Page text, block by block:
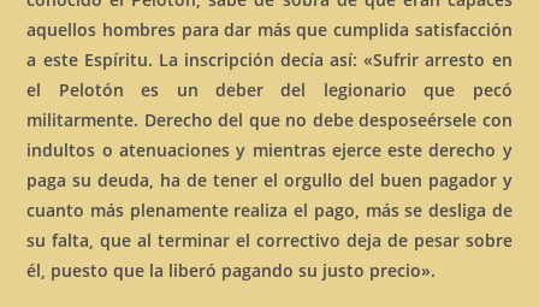
aquellos hombres para dar más que cumplida satisfacción
a este Espíritu. La inscripción decía así: «Sufrir arresto en
el Pelotón es un deber del legionario que pecó
militarmente. Derecho del que no debe desposeérsele con
indultos o atenuaciones y mientras ejerce este derecho y
paga su deuda, ha de tener el orgullo del buen pagador y
cuanto más plenamente realiza el pago, más se desliga de
su falta, que al terminar el correctivo deja de pesar sobre
él, puesto que la liberó pagando su justo precio».